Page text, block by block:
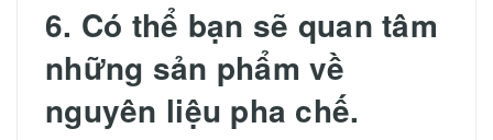
6. Có thể bạn sẽ quan tâm
những sản phẩm về
nguyên liệu pha chế.